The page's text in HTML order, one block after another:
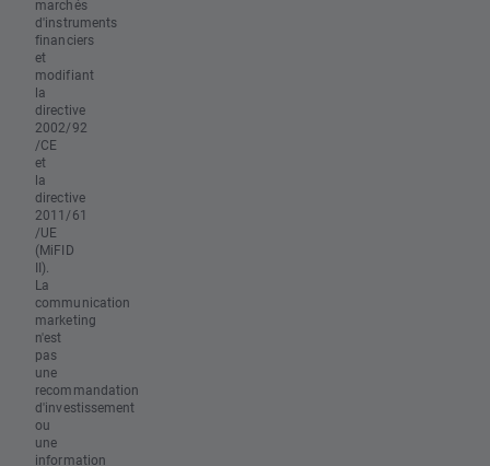
marchés
d'instruments
financiers
et
modifiant
la
directive
2002/92
/CE
et
la
directive
2011/61
/UE
(MiFID
II).
La
communication
marketing
n'est
pas
une
recommandation
d'investissement
ou
une
information